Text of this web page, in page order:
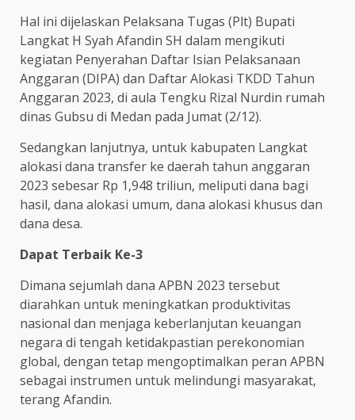
Hal ini dijelaskan Pelaksana Tugas (Plt) Bupati
Langkat H Syah Afandin SH dalam mengikuti
kegiatan Penyerahan Daftar Isian Pelaksanaan
Anggaran (DIPA) dan Daftar Alokasi TKDD Tahun
Anggaran 2023, di aula Tengku Rizal Nurdin rumah
dinas Gubsu di Medan pada Jumat (2/12).
Sedangkan lanjutnya, untuk kabupaten Langkat
alokasi dana transfer ke daerah tahun anggaran
2023 sebesar Rp 1,948 triliun, meliputi dana bagi
hasil, dana alokasi umum, dana alokasi khusus dan
dana desa.
Dapat Terbaik Ke-3
Dimana sejumlah dana APBN 2023 tersebut
diarahkan untuk meningkatkan produktivitas
nasional dan menjaga keberlanjutan keuangan
negara di tengah ketidakpastian perekonomian
global, dengan tetap mengoptimalkan peran APBN
sebagai instrumen untuk melindungi masyarakat,
terang Afandin.